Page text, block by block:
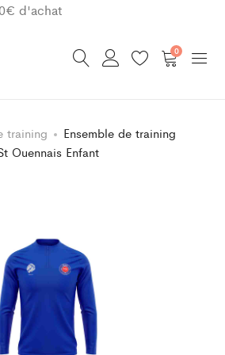
d'achat
0
training
Ensemble de training
Ouennais Enfant